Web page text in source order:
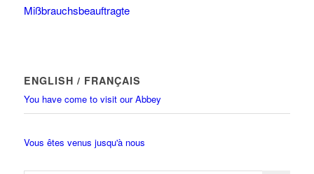
Mißbrauchsbeauftragte
ENGLISH / FRANÇAIS
You have come to visit our Abbey
Vous êtes venus jusqu'à nous